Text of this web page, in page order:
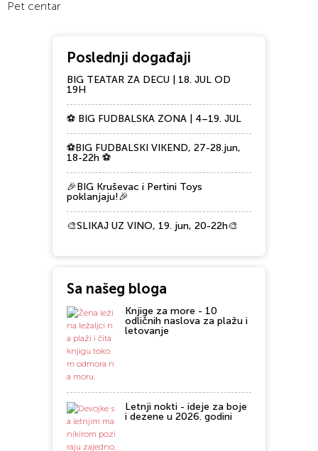
Pet centar
Poslednji događaji
BIG TEATAR ZA DECU | 18. JUL OD
19H
⚽ BIG FUDBALSKA ZONA | 4–19. JUL
⚽BIG FUDBALSKI VIKEND, 27-28.jun,
18-22h ⚽
🎉BIG Kruševac i Pertini Toys
poklanjaju!🎉
🎨SLIKAJ UZ VINO, 19. jun, 20-22h🎨
Sa našeg bloga
Knjige za more - 10
odličnih naslova za plažu i
letovanje
Letnji nokti - ideje za boje
i dezene u 2026. godini